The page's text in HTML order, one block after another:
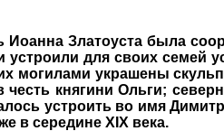
Иоанна Златоуста была
устроили для своих
могилами украшены
княгини Ольги;
устроить во имя
в середине XIX века.